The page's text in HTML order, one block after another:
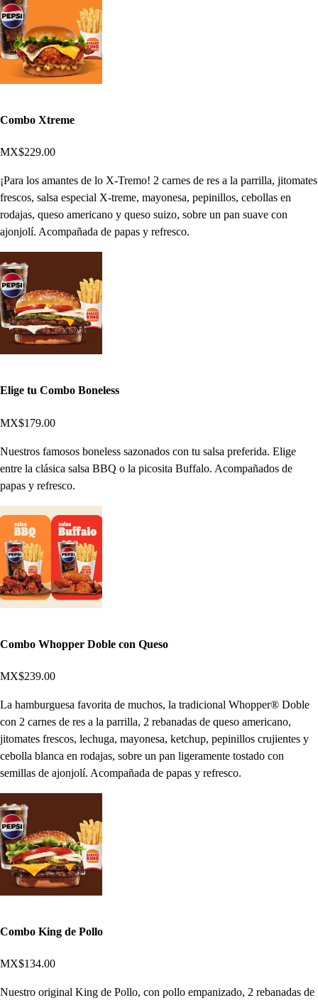
Combo Xtreme
MX$229.00
¡Para los amantes de lo X-Tremo! 2 carnes de res a la parrilla, jitomates
frescos, salsa especial X-treme, mayonesa, pepinillos, cebollas en
rodajas, queso americano y queso suizo, sobre un pan suave con
ajonjolí. Acompañada de papas y refresco.
Elige tu Combo Boneless
MX$179.00
Nuestros famosos boneless sazonados con tu salsa preferida. Elige
entre la clásica salsa BBQ o la picosita Buffalo. Acompañados de
papas y refresco.
Combo Whopper Doble con Queso
MX$239.00
La hamburguesa favorita de muchos, la tradicional Whopper® Doble
con 2 carnes de res a la parrilla, 2 rebanadas de queso americano,
jitomates frescos, lechuga, mayonesa, ketchup, pepinillos crujientes y
cebolla blanca en rodajas, sobre un pan ligeramente tostado con
semillas de ajonjolí. Acompañada de papas y refresco.
Combo King de Pollo
MX$134.00
Nuestro original King de Pollo, con pollo empanizado, 2 rebanadas de